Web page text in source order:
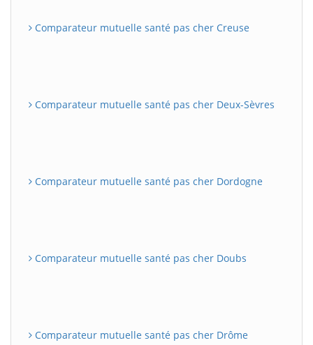
Comparateur mutuelle santé pas cher Creuse
Comparateur mutuelle santé pas cher Deux-Sèvres
Comparateur mutuelle santé pas cher Dordogne
Comparateur mutuelle santé pas cher Doubs
Comparateur mutuelle santé pas cher Drôme